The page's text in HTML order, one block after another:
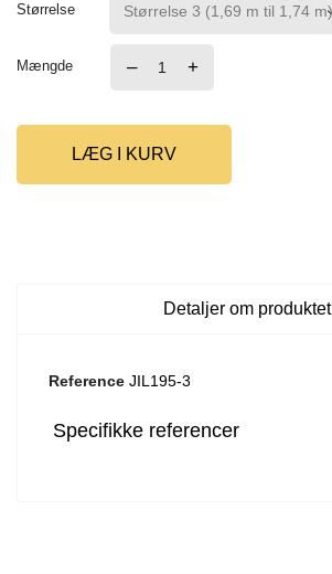
Størrelse
Mængde – +
LÆG I KURV
Detaljer om produktet
Reference JIL195-3
Specifikke referencer